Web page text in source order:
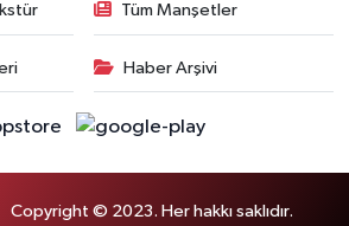
Tüm Manşetler
Haber Arşivi
Copyright © 2023. Her hakkı saklıdır.